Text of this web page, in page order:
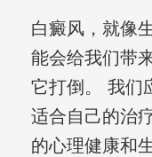
白癜风，就像
能会给我们带
它打倒。 我们
适合自己的治
的心理健康和